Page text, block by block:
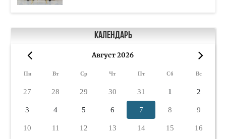
Календарь
Август 2026
Пн Вт Ср Чт Пт Сб Вс
27 28 29 30 31 1 2
3 4 5 6 7 8 9
10 11 12 13 14 15 16